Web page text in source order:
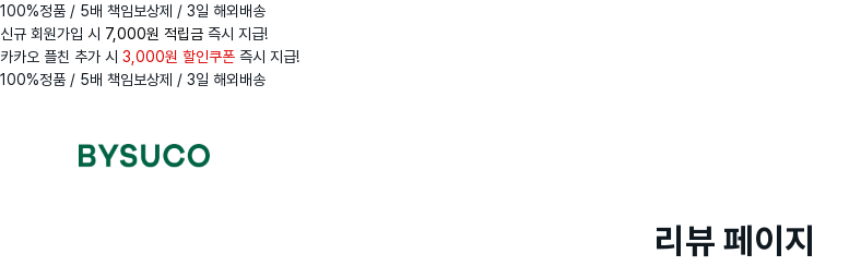
100%정품 / 5배 책임보상제 / 3일 해외배송
신규 회원가입 시 7,000원 적립금 즉시 지급!
카카오 플친 추가 시 3,000원 할인쿠폰 즉시 지급!
100%정품 / 5배 책임보상제 / 3일 해외배송
리뷰 페이지